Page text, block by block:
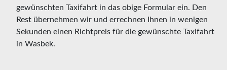
gewünschten Taxifahrt in das obige Formular ein. Den
Rest übernehmen wir und errechnen Ihnen in wenigen
Sekunden einen Richtpreis für die gewünschte Taxifahrt
in Wasbek.